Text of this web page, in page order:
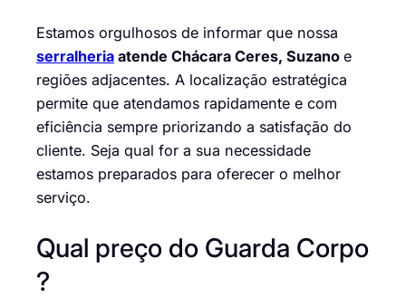
Estamos orgulhosos de informar que nossa
serralheria atende Chácara Ceres, Suzano e
regiões adjacentes. A localização estratégica
permite que atendamos rapidamente e com
eficiência sempre priorizando a satisfação do
cliente. Seja qual for a sua necessidade
estamos preparados para oferecer o melhor
serviço.
Qual preço do Guarda Corpo
?